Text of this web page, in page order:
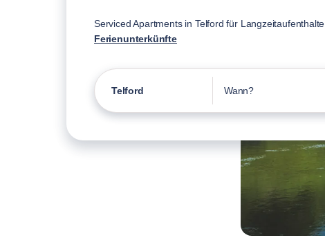
Serviced Apartments in Telford für Langzeitaufenthalte,
Ferienunterkünfte
Telford Wann?